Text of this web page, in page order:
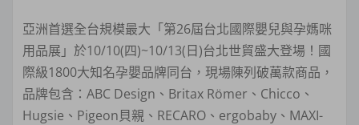
亞洲首選全台規模最大「第26屆台北國際嬰兒與孕媽咪
用品展」於10/10(四)~10/13(日)台北世貿盛大登場！國
際級1800大知名孕嬰品牌同台，現場陳列破萬款商品，
品牌包含：ABC Design、Britax Römer、Chicco、
Hugsie、Pigeon貝親、RECARO、ergobaby、MAXI-